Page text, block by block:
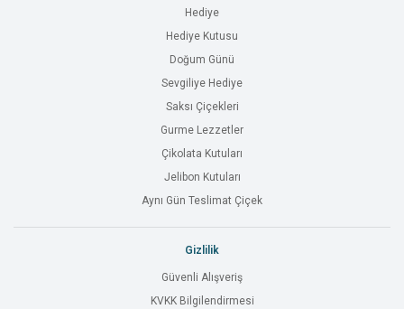
Hediye
Hediye Kutusu
Doğum Günü
Sevgiliye Hediye
Saksı Çiçekleri
Gurme Lezzetler
Çikolata Kutuları
Jelibon Kutuları
Aynı Gün Teslimat Çiçek
Gizlilik
Güvenli Alışveriş
KVKK Bilgilendirmesi